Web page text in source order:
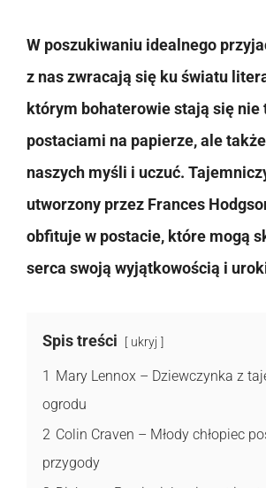
W poszukiwaniu idealnego
z nas zwracają się ku światu
którym bohaterowie stają się nie
postaciami na papierze, ale
naszych myśli i uczuć.
utworzony przez Frances
obfituje w postacie, które mogą
serca swoją wyjątkowością i
Spis treści ukryj
1 Mary Lennox – Dziewczynka z
ogrodu
2 Colin Craven – Młody chłopiec
przygody